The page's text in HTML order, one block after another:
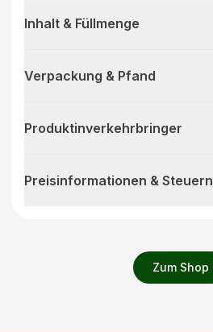
Zum Shop
Inhalt & Füllmenge
Verpackung & Pfand
Produktinverkehrbringer
Preisinformationen & Steuern